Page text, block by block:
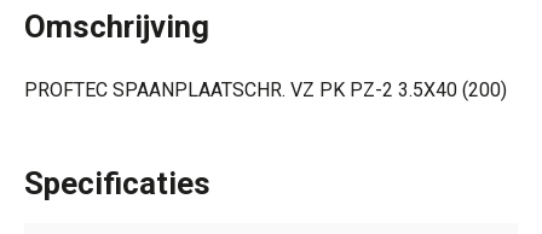
Omschrijving
PROFTEC SPAANPLAATSCHR. VZ PK PZ-2 3.5X40 (200)
Specificaties